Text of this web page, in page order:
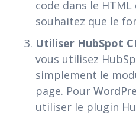
code dans le
souhaitez que le
Utiliser HubSpot
vous utilisez
simplement le
page. Pour
utiliser le plugin